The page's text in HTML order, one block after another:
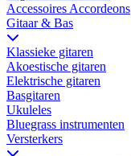
Accessoires Accordeons
Gitaar & Bas
Klassieke gitaren
Akoestische gitaren
Elektrische gitaren
Basgitaren
Ukuleles
Bluegrass instrumenten
Versterkers